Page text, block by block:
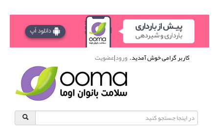
کاربر گرامی خوش آمدید.ورود|عضویت